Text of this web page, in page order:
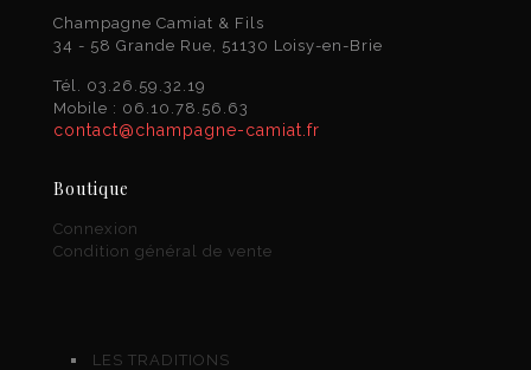
Champagne Camiat & Fils
34 - 58 Grande Rue, 51130 Loisy-en-Brie
Tél. 03.26.59.32.19
Mobile : 06.10.78.56.63
contact@champagne-camiat.fr
Boutique
Connexion
Condition général de vente
LES TRADITIONS